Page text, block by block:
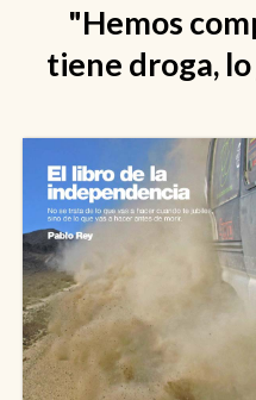
"Hemos
tiene droga,